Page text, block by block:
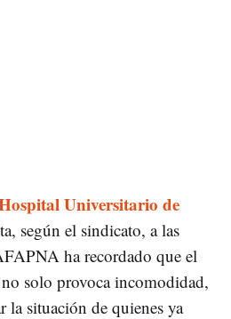
Universitario de
según el sindicato, a las
ha recordado que el
no solo provoca incomodidad,
la situación de quienes ya